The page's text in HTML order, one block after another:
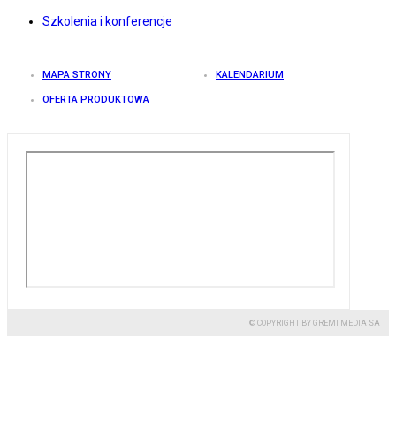
Szkolenia i konferencje
MAPA STRONY KALENDARIUM
OFERTA PRODUKTOWA
© COPYRIGHT BY GREMI MEDIA SA